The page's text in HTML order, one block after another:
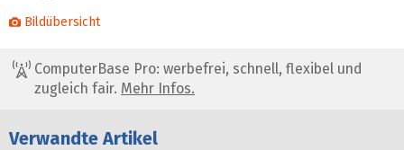
Bildübersicht
ComputerBase Pro: werbefrei, schnell, flexibel und
zugleich fair. Mehr Infos.
Verwandte Artikel